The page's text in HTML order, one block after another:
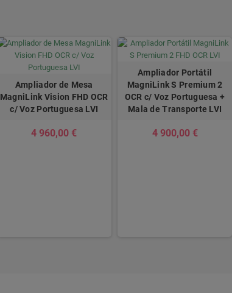
Ampliador de Mesa
MagniLink Vision FHD OCR
c/ Voz Portuguesa LVI
4 960,00 €
Ampliador Portátil
MagniLink S Premium 2
OCR c/ Voz Portuguesa +
Mala de Transporte LVI
4 900,00 €